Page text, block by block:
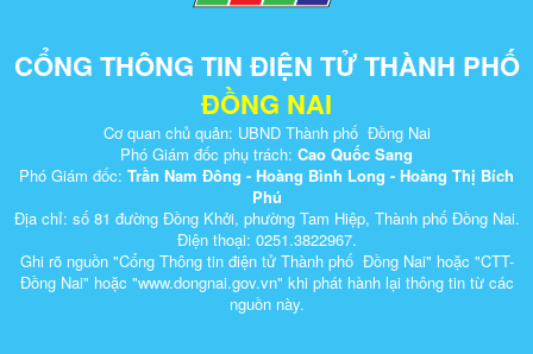
CỔNG THÔNG TIN ĐIỆN TỬ THÀNH PHỐ
ĐỒNG NAI
Cơ quan chủ quản: UBND Thành phố Đồng Nai
Phó Giám đốc phụ trách: Cao Quốc Sang
Phó Giám đốc: Trần Nam Đông - Hoàng Bình Long - Hoàng Thị Bích
Phú
Địa chỉ: số 81 đường Đồng Khởi, phường Tam Hiệp, Thành phố Đồng Nai.
Điện thoại: 0251.3822967.
Ghi rõ nguồn "Cổng Thông tin điện tử Thành phố Đồng Nai" hoặc "CTT-
Đồng Nai" hoặc "www.dongnai.g​ov.vn" khi ​phát hành lại thông tin từ các
nguồn này.​